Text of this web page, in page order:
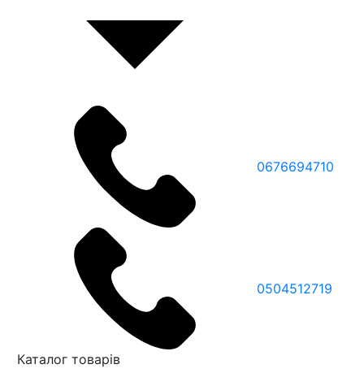
0676694710
0504512719
Каталог товарів